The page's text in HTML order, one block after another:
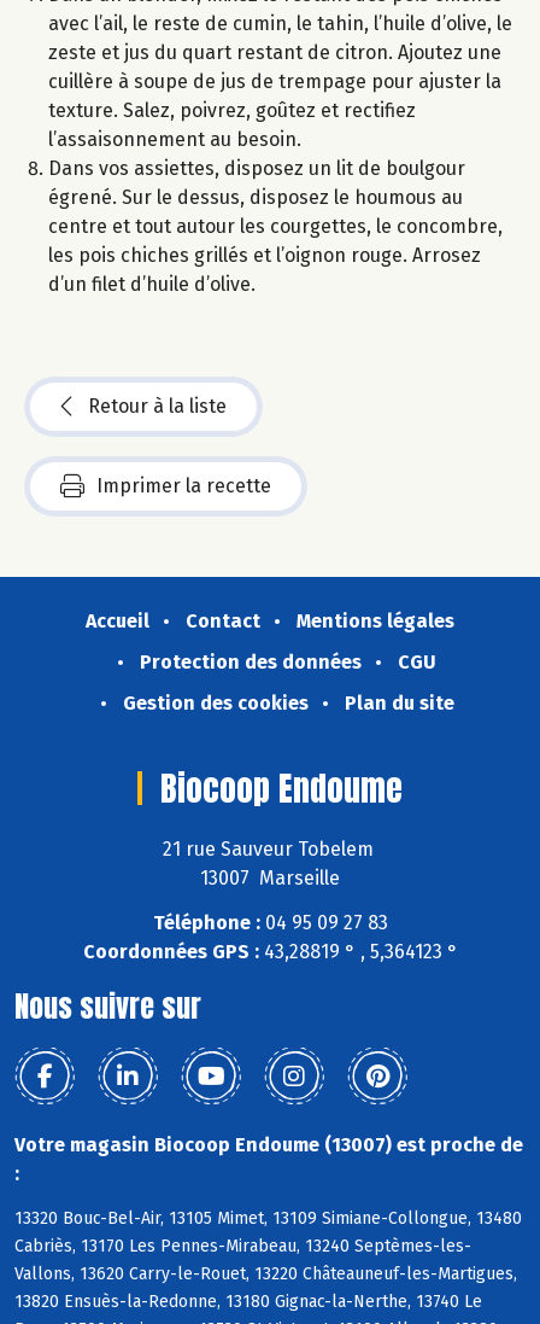
avec l’ail, le reste de cumin, le tahin, l’huile d’olive, le
zeste et jus du quart restant de citron. Ajoutez une
cuillère à soupe de jus de trempage pour ajuster la
texture. Salez, poivrez, goûtez et rectifiez
l’assaisonnement au besoin.
Dans vos assiettes, disposez un lit de boulgour
égrené. Sur le dessus, disposez le houmous au
centre et tout autour les courgettes, le concombre,
les pois chiches grillés et l’oignon rouge. Arrosez
d’un filet d’huile d’olive.
Retour à la liste
Imprimer la recette
Accueil Contact
Mentions légales
Protection des données
CGU
Gestion des cookies
Plan du site
Biocoop Endoume
21 rue Sauveur Tobelem
13007 Marseille
Téléphone :04 95 09 27 83
Coordonnées GPS :43,28819 ° , 5,364123 °
Nous suivre sur
Votre magasin Biocoop Endoume (13007) est proche de
:
13320 Bouc-Bel-Air, 13105 Mimet, 13109 Simiane-Collongue, 13480
Cabriès, 13170 Les Pennes-Mirabeau, 13240 Septèmes-les-
Vallons, 13620 Carry-le-Rouet, 13220 Châteauneuf-les-Martigues,
13820 Ensuès-la-Redonne, 13180 Gignac-la-Nerthe, 13740 Le